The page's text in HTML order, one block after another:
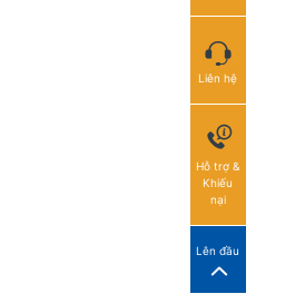
Liên hệ
Hỗ trợ &
Khiếu
nại
Lên đầu